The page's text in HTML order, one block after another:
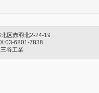
区赤羽北2-24-19
6801-7838
谷工業